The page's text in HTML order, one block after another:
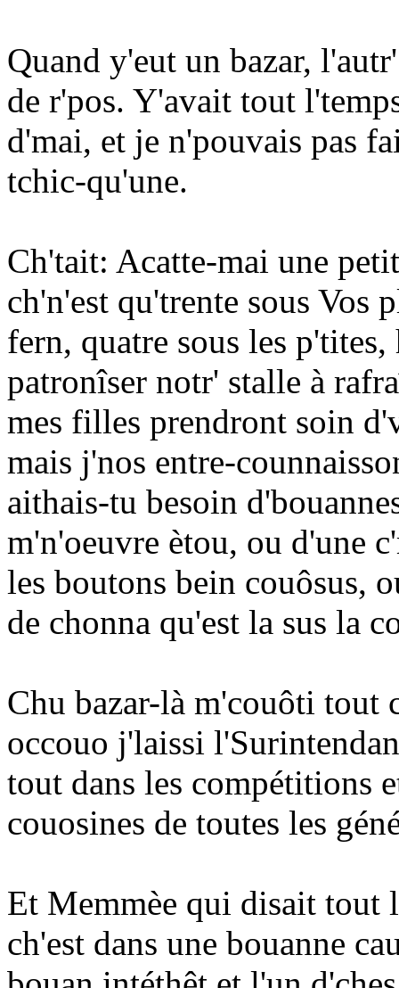
Quand y'eut un bazar,
de r'pos. Y'avait tout
d'mai, et je n'pouvais pas
tchic-qu'une.
Ch'tait: Acatte-mai une
ch'n'est qu'trente sous Vos
fern, quatre sous les
patronîser notr' stalle à
mes filles prendront soin
mais j'nos entre-
aithais-tu besoin
m'n'oeuvre ètou, ou d'une
les boutons bein couôsus,
de chonna qu'est la sus la
Chu bazar-là m'couôti tout
occouo j'laissi
tout dans les compétitions
couosines de toutes les
Et Memmèe qui disait tout
ch'est dans une bouanne